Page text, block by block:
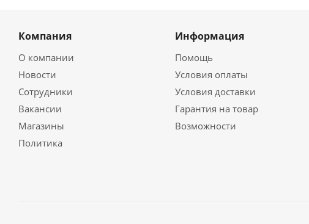
Компания
О компании
Новости
Сотрудники
Вакансии
Магазины
Политика
Информация
Помощь
Условия оплаты
Условия доставки
Гарантия на товар
Возможности